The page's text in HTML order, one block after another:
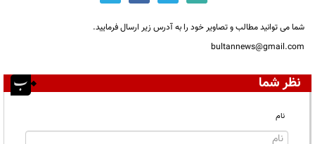
شما می توانید مطالب و تصاویر خود را به آدرس زیر ارسال فرمایید.
bultannews@gmail.com
نظر شما
نام